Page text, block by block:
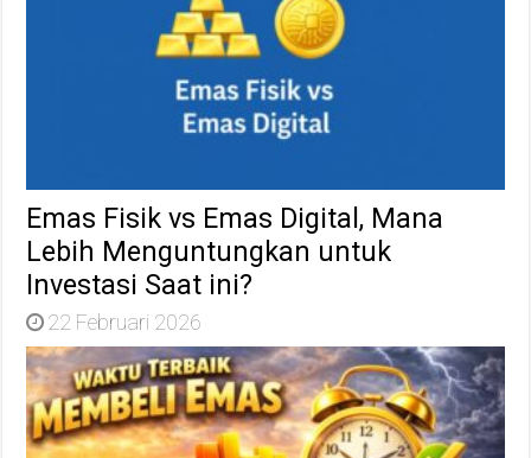
Emas Fisik vs Emas Digital, Mana
Lebih Menguntungkan untuk
Investasi Saat ini?
22 Februari 2026